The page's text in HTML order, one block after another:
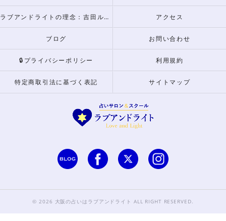
ラブアンドライトの理念：吉田ルナからのメッセージ アクセス
ブログ お問い合わせ
🔒プライバシーポリシー 利用規約
特定商取引法に基づく表記 サイトマップ
© 2026 大阪の占いはラブアンドライト ALL RIGHT RESERVED.